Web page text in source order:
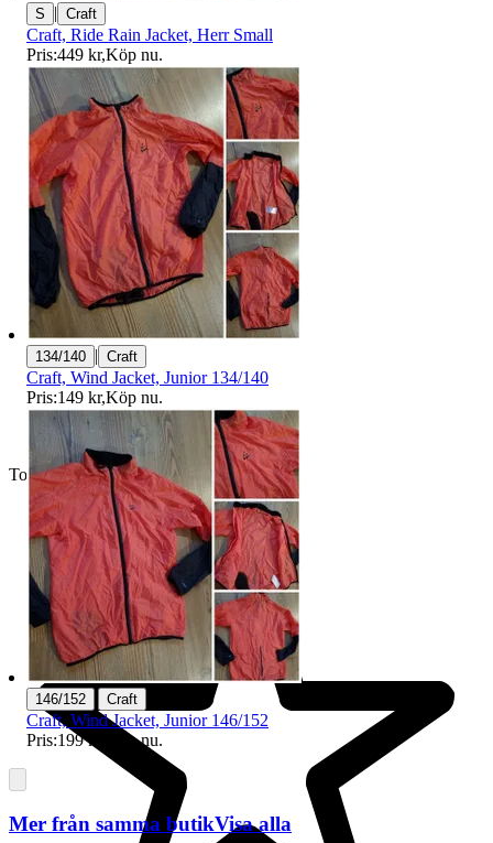
Toppsäljare
S | Craft
Craft, Ride Rain Jacket, Herr Small
Pris:449 kr,Köp nu.
134/140 | Craft
Craft, Wind Jacket, Junior 134/140
Pris:149 kr,Köp nu.
146/152 Craft
Craft, Wind Jacket, Junior 146/152
Pris:199 kr Köp nu.
Mer från samma butikVisa alla